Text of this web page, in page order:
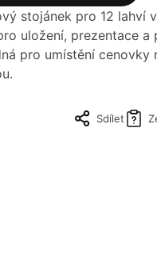
stojánek pro 12 lahví
uložení, prezentace a
pro umístění
Sdílet